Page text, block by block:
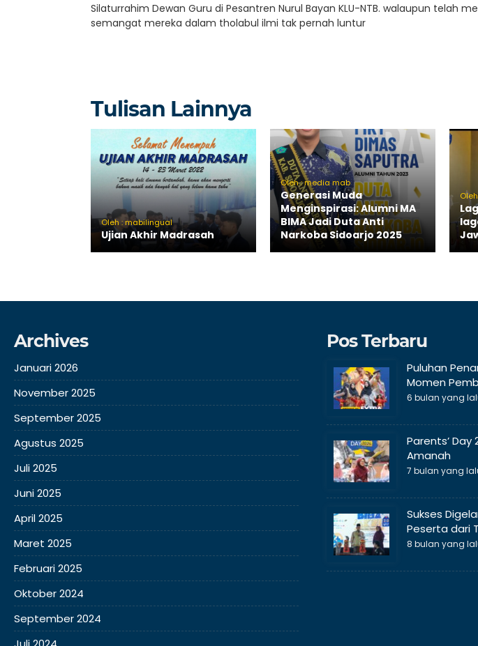
Silaturrahim Dewan Guru di Pesantren Nurul Bayan KLU-NTB. walaupun telah
semangat mereka dalam tholabul ilmi tak pernah luntur
Tulisan Lainnya
Oleh : mabilingual
Ujian Akhir Madrasah
Oleh : media mab
Generasi Muda
Menginspirasi: Alumni MA
BIMA Jadi Duta Anti
Narkoba Sidoarjo 2025
Archives
Januari 2026
November 2025
September 2025
Agustus 2025
Juli 2025
Juni 2025
April 2025
Maret 2025
Februari 2025
Oktober 2024
September 2024
Pos Terbaru
Puluhan
Momen
6 bulan yang
Parents’ Day
Amanah
7 bulan yang
Sukses
Peserta dari
8 bulan yang